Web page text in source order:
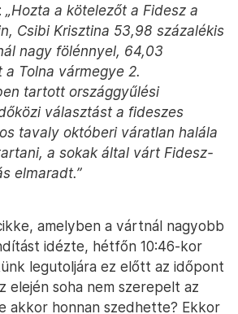
„Hozta a kötelezőt a Fidesz a
Csibi Krisztina 53,98 százalékis
nagy fölénnyel, 64,03
Tolna vármegye 2.
tartott országgyűlési
választást a fideszes
tavaly októberi váratlan halála
a sokak által várt Fidesz-
elmaradt.”
amelyben a vártnál nagyobb
idézte, hétfőn 10:46-kor
legutoljára ez előtt az időpont
elején soha nem szerepelt az
akkor honnan szedhette? Ekkor